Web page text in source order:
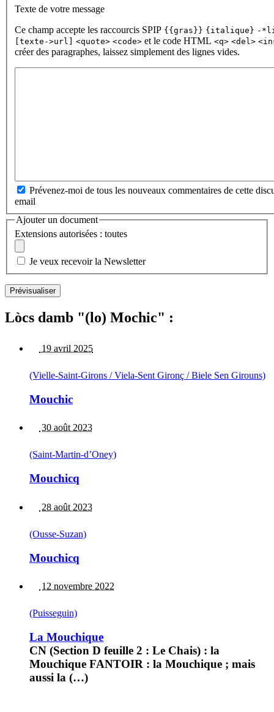
Texte de votre message
Ce champ accepte les raccourcis SPIP {{gras}} {italique} -
[texte->url] <quote> <code> et le code HTML <q> <del>
créer des paragraphes, laissez simplement des lignes vides.
Prévenez-moi de tous les nouveaux commentaires de cette
email
Ajouter un document
Extensions autorisées : toutes
Je veux recevoir la Newsletter
Lòcs damb "(lo) Mochic" :
19 avril 2025
(Vielle-Saint-Girons / Viela-Sent Gironç / Biele Sen Girouns)
Mouchic
30 août 2023
(Saint-Martin-d’Oney)
Mouchicq
28 août 2023
(Ousse-Suzan)
Mouchicq
12 novembre 2022
(Puisseguin)
La Mouchique
CN (Section D feuille 2 : Le Chais) : la
Mouchique FANTOIR : la Mouchique ; mais
aussi la (…)